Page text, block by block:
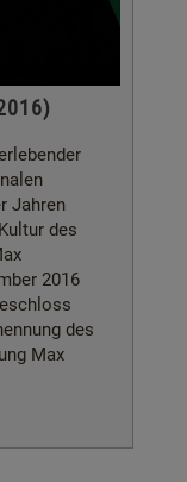
Jahren
des
2016
des
Max